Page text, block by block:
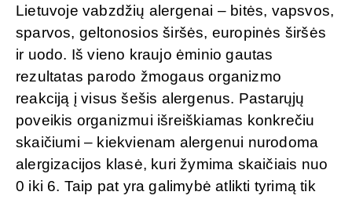
Lietuvoje vabzdžių alergenai – bitės, vapsvos,
sparvos, geltonosios širšės, europinės širšės
ir uodo. Iš vieno kraujo ėminio gautas
rezultatas parodo žmogaus organizmo
reakciją į visus šešis alergenus. Pastarųjų
poveikis organizmui išreiškiamas konkrečiu
skaičiumi – kiekvienam alergenui nurodoma
alergizacijos klasė, kuri žymima skaičiais nuo
0 iki 6. Taip pat yra galimybė atlikti tyrimą tik